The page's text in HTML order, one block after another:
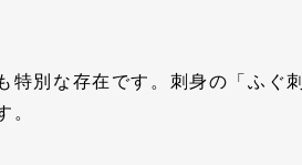
特別な存在です。刺身の「ふぐ刺
。